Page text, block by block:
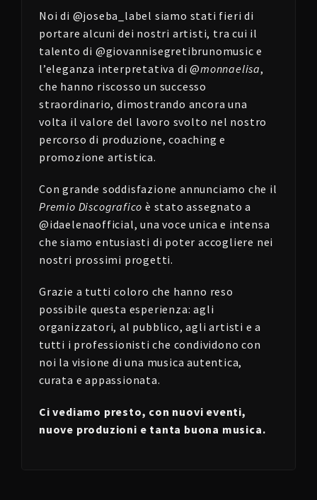
Noi di @joseba_label siamo stati fieri di
portare alcuni dei nostri artisti, tra cui il
talento di @giovannisegretibrunomusic e
l’eleganza interpretativa di @monnaelisa,
che hanno riscosso un successo
straordinario, dimostrando ancora una
volta il valore del lavoro svolto nel nostro
percorso di produzione, coaching e
promozione artistica.
Con grande soddisfazione annunciamo che il
Premio Discografico è stato assegnato a
@idaelenaofficial, una voce unica e intensa
che siamo entusiasti di poter accogliere nei
nostri prossimi progetti.
Grazie a tutti coloro che hanno reso
possibile questa esperienza: agli
organizzatori, al pubblico, agli artisti e a
tutti i professionisti che condividono con
noi la visione di una musica autentica,
curata e appassionata.
Ci vediamo presto, con nuovi eventi,
nuove produzioni e tanta buona musica.